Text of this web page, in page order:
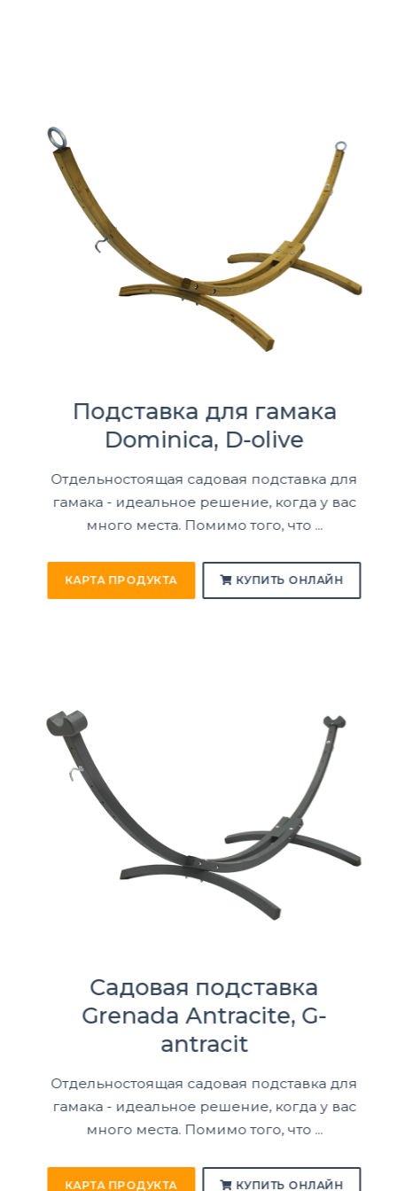
Подставка для гамака
Dominica, D-olive
Отдельностоящая садовая подставка для
гамака - идеальное решение, когда у вас
много места. Помимо того, что ...
КАРТА ПРОДУКТА КУПИТЬ ОНЛАЙН
Садовая подставка
Grenada Antracite, G-
antracit
Отдельностоящая садовая подставка для
гамака - идеальное решение, когда у вас
много места. Помимо того, что ...
КАРТА ПРОДУКТА КУПИТЬ ОНЛАЙН